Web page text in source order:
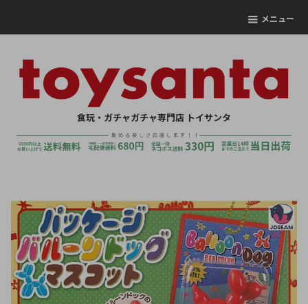
メニュー
食玩・ガチャガチャ専門店 トイサンタ